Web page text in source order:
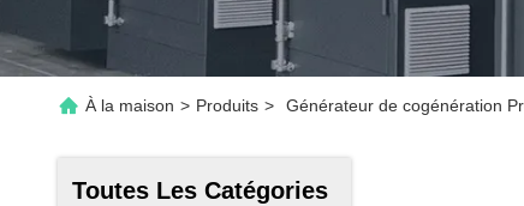
À la maison > Produits > Générateur de cogénération
Toutes Les Catégories